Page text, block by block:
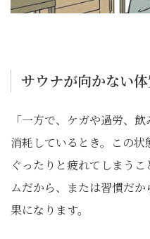
サウナが向かない
「一方で、ケガや過労、
消耗しているとき。この
ぐったりと疲れてしまう
ムだから、または習慣だ
果になります。